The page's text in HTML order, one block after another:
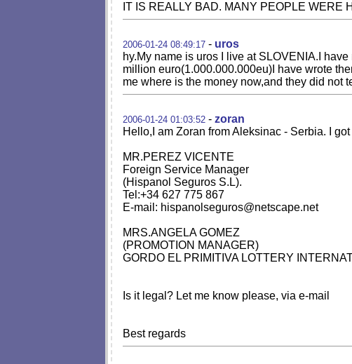
IT IS REALLY BAD. MANY PEOPLE WERE
2006-01-24 08:49:17 - uros
hy.My name is uros I live at SLOVENIA.I
million euro(1.000.000.000eu)I have wrote
me where is the money now,and they did not
2006-01-24 01:03:52 - zoran
Hello,I am Zoran from Aleksinac - Serbia. I
MR.PEREZ VICENTE
Foreign Service Manager
(Hispanol Seguros S.L).
Tel:+34 627 775 867
E-mail: hispanolseguros@netscape.net
MRS.ANGELA GOMEZ
(PROMOTION MANAGER)
GORDO EL PRIMITIVA LOTTERY
Is it legal? Let me know please, via e-mail
Best regards